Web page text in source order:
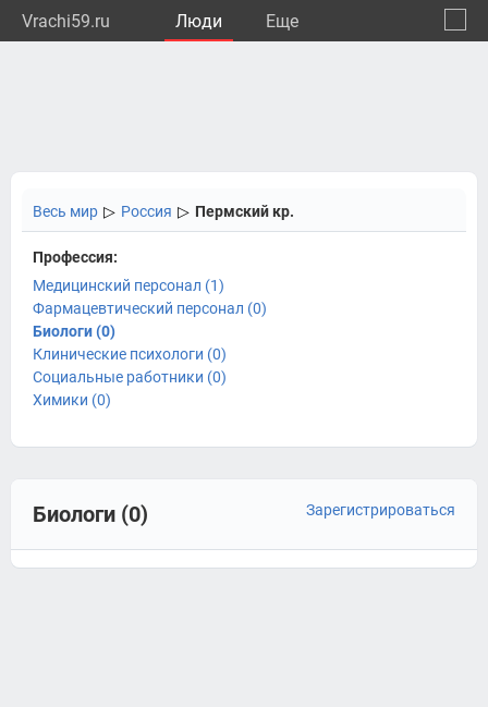
Vrachi59.ru Люди Eще
Весь мир ▷ Россия ▷ Пермский кр.
Профессия:
Медицинский персонал (1)
Фармацевтический персонал (0)
Биологи (0)
Клинические психологи (0)
Социальные работники (0)
Химики (0)
Биологи (0) Зарегистрироваться